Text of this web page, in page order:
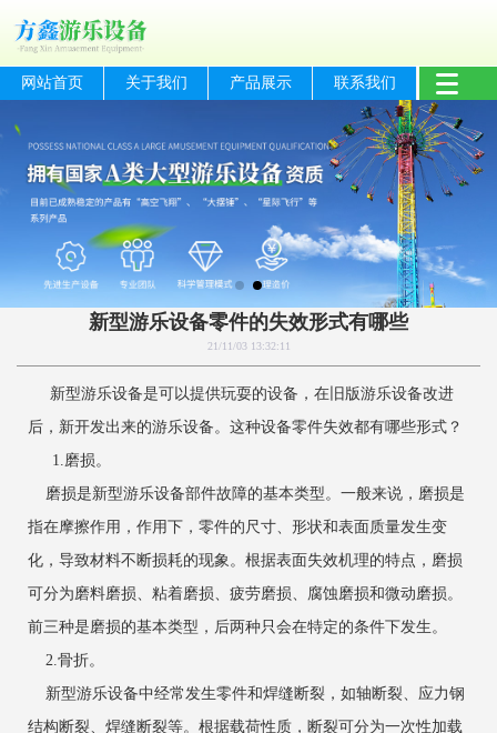
网站首页 关于我们 产品展示 联系我们
新型游乐设备零件的失效形式有哪些
21/11/03 13:32:11
新型游乐设备是可以提供玩耍的设备，在旧版游乐设备改进
后，新开发出来的游乐设备。这种设备零件失效都有哪些形式？
1.磨损。
磨损是新型游乐设备部件故障的基本类型。一般来说，磨损是
指在摩擦作用，作用下，零件的尺寸、形状和表面质量发生变
化，导致材料不断损耗的现象。根据表面失效机理的特点，磨损
可分为磨料磨损、粘着磨损、疲劳磨损、腐蚀磨损和微动磨损。
前三种是磨损的基本类型，后两种只会在特定的条件下发生。
2.骨折。
新型游乐设备中经常发生零件和焊缝断裂，如轴断裂、应力钢
结构断裂、焊缝断裂等。根据载荷性质，断裂可分为一次性加载